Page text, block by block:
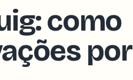
como
por